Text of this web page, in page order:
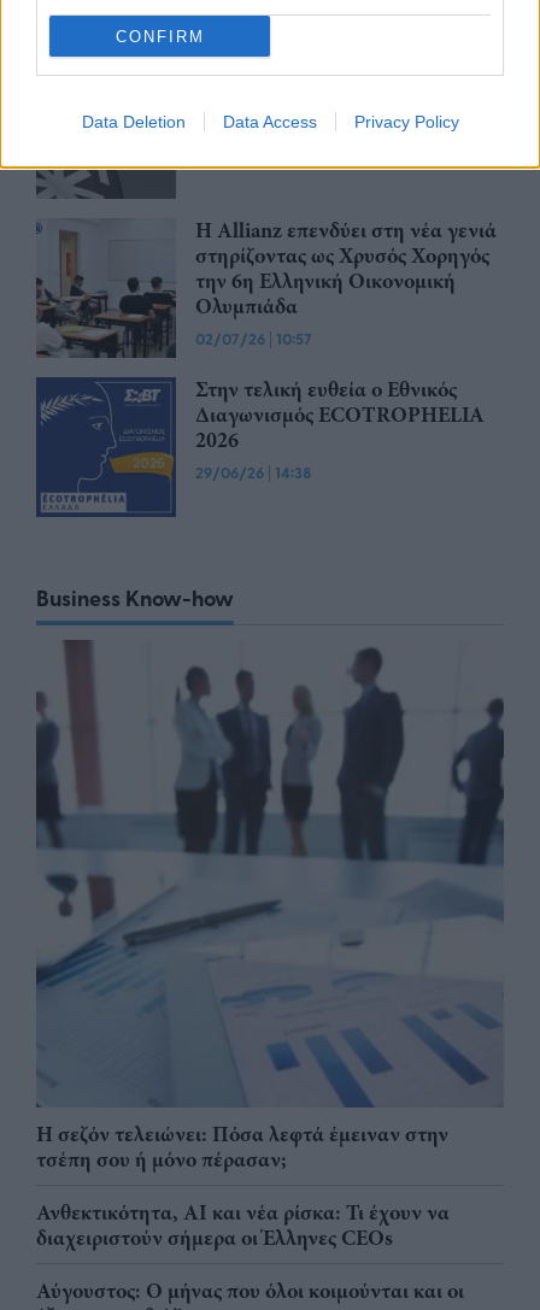
CONFIRM
Data Deletion Data Access Privacy Policy
IFS Awards by RCM 2026:
καινοτόμων λύσεων
Η Allianz επενδύει στη νέα γενιά
στηρίζοντας ως Χρυσός Χορηγός
την 6η Ελληνική Οικονομική
Ολυμπιάδα
02/07/26 | 10:57
Στην τελική ευθεία ο Εθνικός
Διαγωνισμός ECOTROPHELIA
2026
29/06/26 | 14:38
Business Know-how
Η σεζόν τελειώνει: Πόσα λεφτά έμειναν στην
τσέπη σου ή μόνο πέρασαν;
Ανθεκτικότητα, AI και νέα ρίσκα: Τι έχουν να
διαχειριστούν σήμερα οι Έλληνες CEOs
Αύγουστος: Ο μήνας που όλοι κοιμούνται και οι